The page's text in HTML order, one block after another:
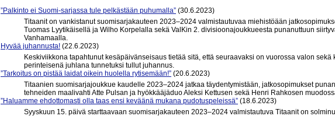
”Palkinto ei Suomi-sarjassa tule pelkästään puhumalla” (30.6.2023)
Titaanit on vankistanut suomisarjakauteen 2023–2024 valmistautuvaa miehistöään
Tuomas Lyytikäisellä ja Wilho Korpelalla sekä ValKin 2. divisioonajoukkueesta punanuttuun
Vanhamaalla.
Hyvää juhannusta! (22.6.2023)
Keskiviikkona tapahtunut kesäpäivänseisaus tietää sitä, että seuraavaksi on vuorossa valon sekä
perinteisenä juhlana tunnetuksi tullut juhannus.
”Tarkoitus on pistää laidat oikein huolella rytisemään!” (20.6.2023)
Titaanien suomisarjajoukkue kaudelle 2023–2024 jatkaa täydentymistään, jatkosopimukset
tehneiden maalivahti Atte Pulsan ja hyökkääjäduo Aleksi Kettusen sekä Henri Rahkosen
”Haluamme ehdottomasti olla taas ensi keväänä mukana pudotuspeleissä” (18.6.2023)
Syyskuun 15. päivä starttaavaan suomisarjakauteen 2023–2024 valmistautuva Titaanit on